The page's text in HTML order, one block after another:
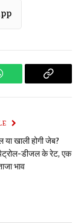
Copy
या खाली होगी जेब?
डीजल के रेट, एक
भाव